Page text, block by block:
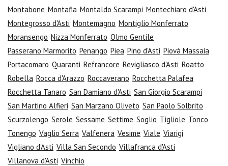
Montabone Montafia Montaldo Scarampi Montechiaro d'Asti
Montegrosso d'Asti Montemagno Montiglio Monferrato
Moransengo Nizza Monferrato Olmo Gentile
Passerano Marmorito Penango Piea Pino d'Asti Piovà Massaia
Portacomaro Quaranti Refrancore Revigliasco d'Asti Roatto
Robella Rocca d'Arazzo Roccaverano Rocchetta Palafea
Rocchetta Tanaro San Damiano d'Asti San Giorgio Scarampi
San Martino Alfieri San Marzano Oliveto San Paolo Solbrito
Scurzolengo Serole Sessame Settime Soglio Tigliole Tonco
Tonengo Vaglio Serra Valfenera Vesime Viale Viarigi
Vigliano d'Asti Villa San Secondo Villafranca d'Asti
Villanova d'Asti Vinchio